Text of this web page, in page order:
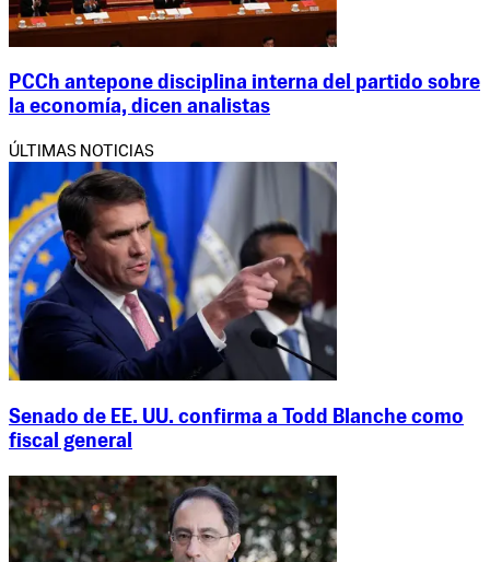
PCCh antepone disciplina interna del partido sobre
la economía, dicen analistas
ÚLTIMAS NOTICIAS
Senado de EE. UU. confirma a Todd Blanche como
fiscal general